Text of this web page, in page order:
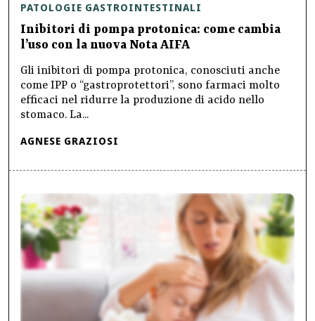
PATOLOGIE GASTROINTESTINALI
Inibitori di pompa protonica: come cambia
l’uso con la nuova Nota AIFA
Gli inibitori di pompa protonica, conosciuti anche
come IPP o “gastroprotettori”, sono farmaci molto
efficaci nel ridurre la produzione di acido nello
stomaco. La...
AGNESE GRAZIOSI